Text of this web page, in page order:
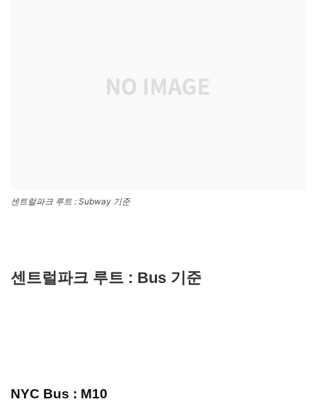
센트럴파크 루트 : Subway 기준
센트럴파크 루트 : Bus 기준
NYC Bus : M10